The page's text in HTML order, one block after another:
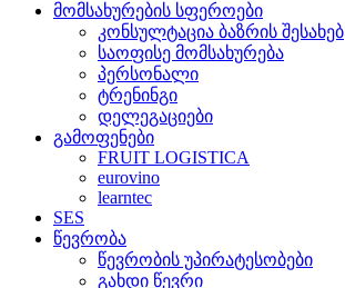
მომსახურების სფეროები
კონსულტაცია ბაზრის შესახებ
საოფისე მომსახურება
პერსონალი
ტრენინგი
დელეგაციები
გამოფენები
FRUIT LOGISTICA
eurovino
learntec
SES
წევრობა
წევრობის უპირატესობები
გახდი წევრი